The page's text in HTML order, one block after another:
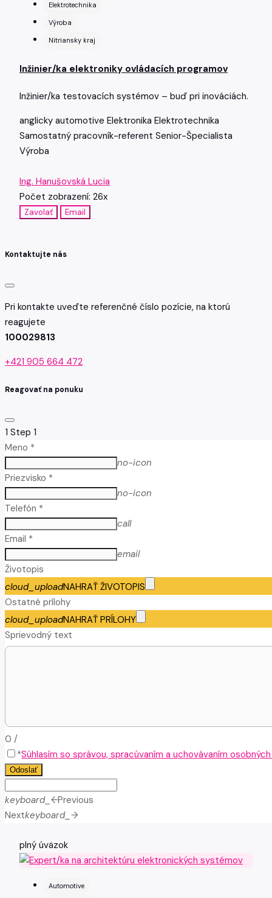
Elektrotechnika
Výroba
Nitriansky kraj
Inžinier/ka elektroniky ovládacích programov
Inžinier/ka testovacích systémov – buď pri inováciách.
anglicky automotive Elektronika Elektrotechnika
Samostatný pracovník-referent Senior-Špecialista
Výroba
Ing. Hanušovská Lucia
Počet zobrazení: 26x
Zavolať Email
Kontaktujte nás
Pri kontakte uveďte referenčné číslo pozície, na ktorú
reagujete
100029813
+421 905 664 472
Reagovať na ponuku
1 Step 1
Meno *
no-icon
Priezvisko *
no-icon
Telefón *
call
Email *
email
Životopis
cloud_uploadNAHRAŤ ŽIVOTOPIS
Ostatné prílohy
cloud_uploadNAHRAŤ PRÍLOHY
Sprievodný text
0 /
*Súhlasím so správou, spracúvaním a uchovávaním
Odoslať
keyboard_arrow_leftPrevious
Nextkeyboard_arrow_right
plný úväzok
Automotive